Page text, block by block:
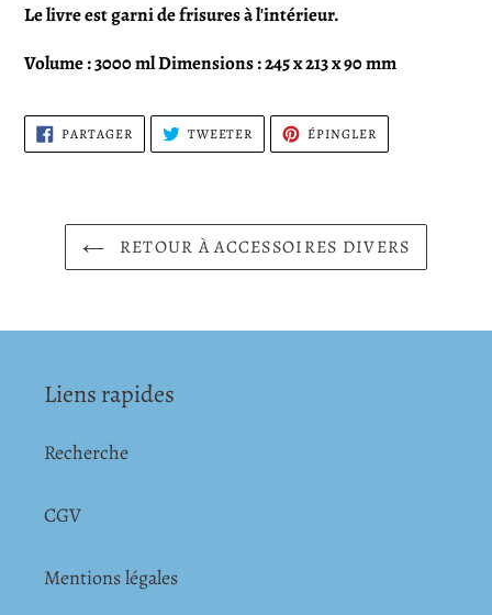
Le livre est garni de frisures à l'intérieur.
Volume : 3000 ml Dimensions : 245 x 213 x 90 mm
PARTAGER PARTAGER
SUR
FACEBOOK
TWEETER TWEETER
TWITTER
ÉPINGLER
PINTEREST
RETOUR À ACCESSOIRES DIVERS
Liens rapides
Recherche
CGV
Mentions légales